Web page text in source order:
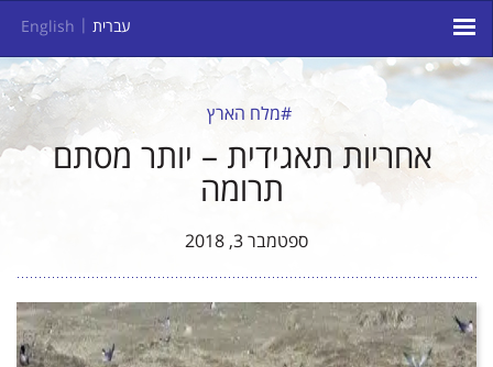
עברית English
#מלח הארץ
אחריות תאגידית – יותר מסתם
תרומה
ספטמבר 3, 2018